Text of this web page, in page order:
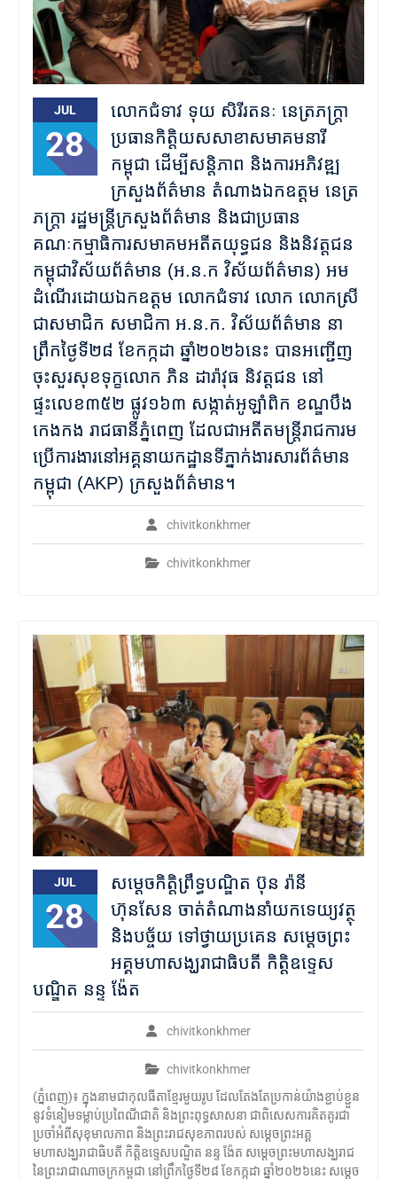
JUL
28
លោកជំទាវ ទុយ សិរីរតនៈ នេត្រភក្ត្រា
ប្រធានកិត្តិយសសាខាសមាគមនារី
កម្ពុជា ដើម្បីសន្តិភាព និងការអភិវឌ្ឍ
ក្រសួងព័ត៌មាន តំណាងឯកឧត្តម នេត្រ
ភក្ត្រា រដ្ឋមន្ត្រីក្រសួងព័ត៌មាន និងជាប្រធាន
គណៈកម្មាធិការសមាគមអតីតយុទ្ធជន និងនិវត្តជន
កម្ពុជាវិស័យព័ត៌មាន (អ.ន.ក វិស័យព័ត៌មាន) អម
ដំណើរដោយឯកឧត្តម លោកជំទាវ លោក លោកស្រី
ជាសមាជិក សមាជិកា អ.ន.ក. វិស័យព័ត៌មាន នា
ព្រឹកថ្ងៃទី២៨ ខែកក្កដា ឆ្នាំ២០២៦នេះ បានអញ្ជើញ
ចុះសួរសុខទុក្ខលោក ភិន ដារ៉ាវុធ និវត្តជន​ នៅ
ផ្ទះលេខ៣៥២ ផ្លូវ១៦៣ សង្កាត់អូឡាំពិក ខណ្ឌបឹង
កេងកង រាជធានីភ្នំពេញ ដែលជាអតីតមន្ត្រីរាជការម
ប្រើការងារនៅអគ្គនាយកដ្ឋានទីភ្នាក់ងារសារព័ត៌មាន
កម្ពុជា (AKP) ក្រសួងព័ត៌មាន។
chivitkonkhmer
chivitkonkhmer
JUL
28
សម្ដេចកិត្តិព្រឹទ្ធបណ្ឌិត ប៊ុន រ៉ានី
ហ៊ុនសែន ចាត់តំណាងនាំយកទេយ្យវត្ថុ
និងបច្ច័យ ទៅថ្វាយប្រគេន សម្ដេចព្រះ
អគ្គមហាសង្ឃរាជាធិបតី កិត្តិឧទ្ទេស
បណ្ឌិត នន្ទ ង៉ែត
chivitkonkhmer
chivitkonkhmer
(ភ្នំពេញ)៖ ក្នុងនាមជាកុលធីតាខ្មែរមួយរូប ដែលតែងតែប្រកាន់យ៉ាងខ្ជាប់ខ្ជួន
នូវទំនៀមទម្លាប់ប្រពៃណីជាតិ និងព្រះពុទ្ធសាសនា ជាពិសេសការគិតគូរជា
ប្រចាំអំពីសុខុមាលភាព និងព្រះរាជសុខភាពរបស់ សម្ដេចព្រះអគ្គ
មហាសង្ឃរាជាធិបតី កិត្តិឧទ្ទេសបណ្ឌិត នន្ទ ង៉ែត សម្តេចព្រះមហាសង្ឃរាជ
នៃព្រះរាជាណាចក្រកម្ពុជា នៅព្រឹកថ្ងៃទី២៨ ខែកក្កដា ឆ្នាំ២០២៦នេះ សម្ដេច